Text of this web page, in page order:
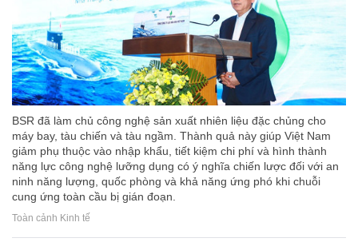
BSR đã làm chủ công nghệ sản xuất nhiên liệu đặc chủng cho
máy bay, tàu chiến và tàu ngầm. Thành quả này giúp Việt Nam
giảm phụ thuộc vào nhập khẩu, tiết kiệm chi phí và hình thành
năng lực công nghệ lưỡng dụng có ý nghĩa chiến lược đối với an
ninh năng lượng, quốc phòng và khả năng ứng phó khi chuỗi
cung ứng toàn cầu bị gián đoạn.
Toàn cảnh Kinh tế